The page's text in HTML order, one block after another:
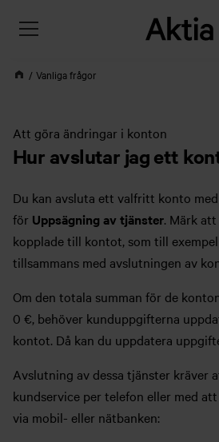
Vanliga frågor
Att göra ändringar i konton
Hur avslutar jag ett
Du kan avsluta ett valfritt konto
för Uppsägning av tjänster. Märk
kopplade till kontot, som till
tillsammans med avslutningen av
Om den totala summan för de
0 €, behöver kunduppgifterna
kontot. Då kan du uppdatera
Avslutning av dessa tjänster kräver
kundservice per telefon eller med
via mobil- eller nätbanken: